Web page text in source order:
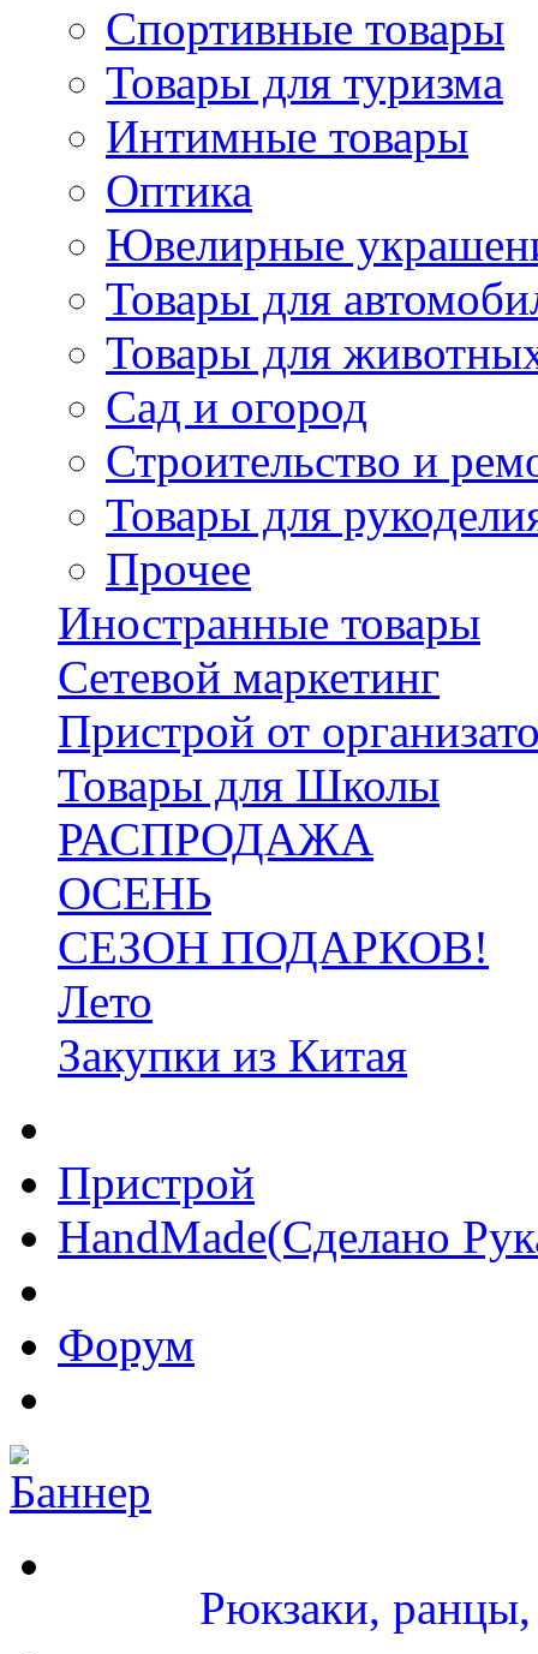
Спортивные товары
Товары для туризма
Интимные товары
Оптика
Ювелирные
Товары для
Товары для
Сад и огород
Строительство и
Товары для
Прочее
Иностранные товары
Сетевой маркетинг
Пристрой от
Товары для Школы
РАСПРОДАЖА
ОСЕНЬ
СЕЗОН ПОДАРКОВ!
Лето
Закупки из Китая
Пристрой
HandMade(Сделано
Форум
Рюкзаки,